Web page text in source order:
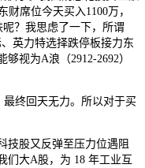
席位今天买入1100万，
？我思虑了一下，所谓
英力特选择跌停板接力东
视为A浪（2912-2692）
终回天无力。所以对于买
股又反弹至压力位遇阻
们大A股，为 18 年工业互